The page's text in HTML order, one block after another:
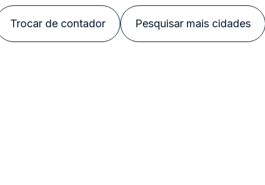
Trocar de contador Pesquisar mais cidades